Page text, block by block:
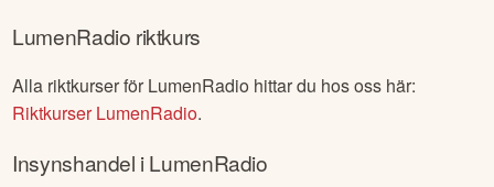
LumenRadio riktkurs
Alla riktkurser för LumenRadio hittar du hos oss här:
RiktkurserLumenRadio.
Insynshandel iLumenRadio